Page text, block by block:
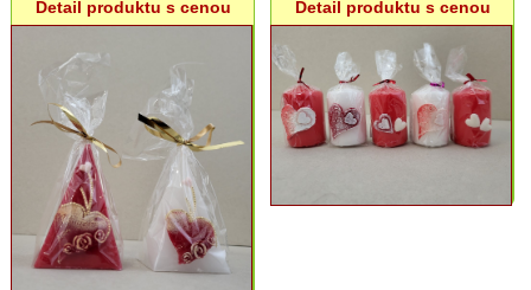
Detail produktu s cenou
Detail produktu s cenou